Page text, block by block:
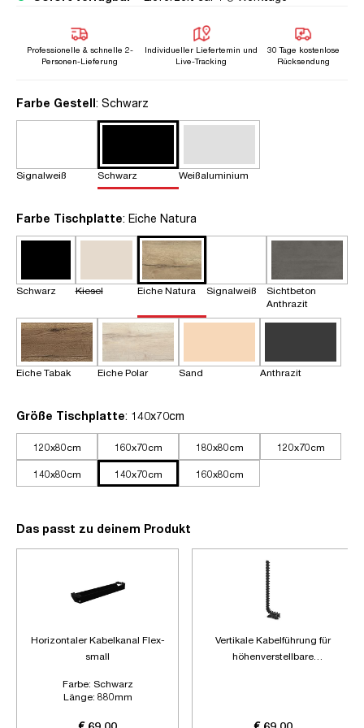
Professionelle & schnelle 2-
Personen-Lieferung
Individueller Liefertemin und
Live-Tracking
30 Tage kostenlose
Rücksendung
Farbe Gestellauswählen
: Schwarz
Signalweiß Schwarz Weißaluminium
Farbe Tischplatteauswählen
: Eiche Natura
Schwarz Kiesel Eiche Natura Signalweiß
Sichtbeton
Anthrazit
Eiche Tabak Eiche Polar Sand Anthrazit
Größe Tischplatteauswählen
: 140x70cm
120x80cm 160x70cm 180x80cm 120x70cm
140x80cm 140x70cm 160x80cm
Das passt zu deinem Produkt
Horizontaler Kabelkanal Flex-
small
Farbe: Schwarz
Länge: 880mm
Vertikale Kabelführung für
höhenverstellbare